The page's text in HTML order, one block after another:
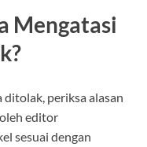
Mengatasi
ditolak, periksa alasan
editor
sesuai dengan